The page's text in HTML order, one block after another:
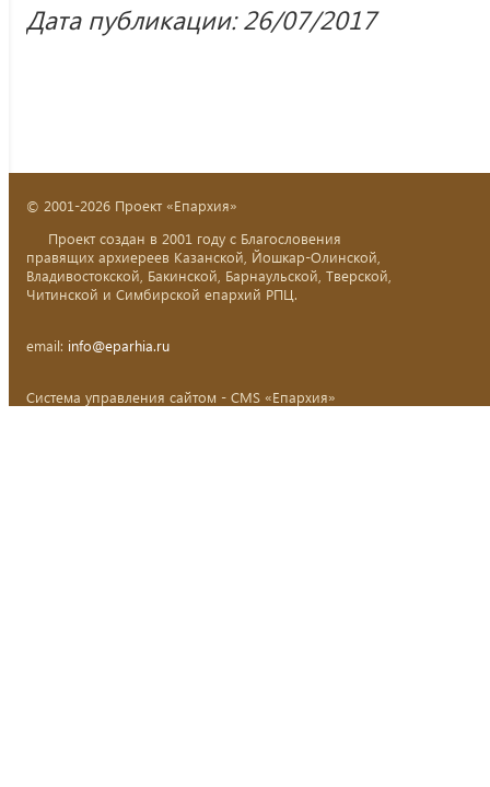
Дата публикации: 26/07/2017
© 2001-2026 Проект «Епархия»
Проект создан в 2001 году с Благословения
правящих архиереев Казанской, Йошкар-Олинской,
Владивостокской, Бакинской, Барнаульской, Тверской,
Читинской и Симбирской епархий РПЦ.
email: info@eparhia.ru
Система управления сайтом - CMS «Епархия»